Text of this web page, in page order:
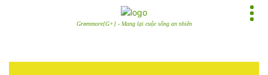
Greenmore[G+] - Mang lại cuộc sống an nhiên